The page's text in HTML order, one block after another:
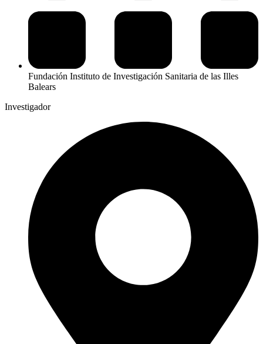
Fundación Instituto de Investigación Sanitaria de las Illes
Balears
Investigador